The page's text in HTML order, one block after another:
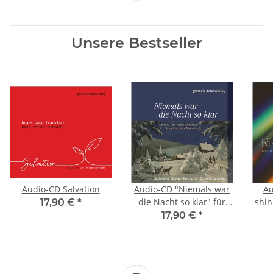
Unsere Bestseller
Audio-CD Salvation
17,90 € *
Audio-CD "Niemals war
die Nacht so klar" für
sinfonisches
17,90 € *